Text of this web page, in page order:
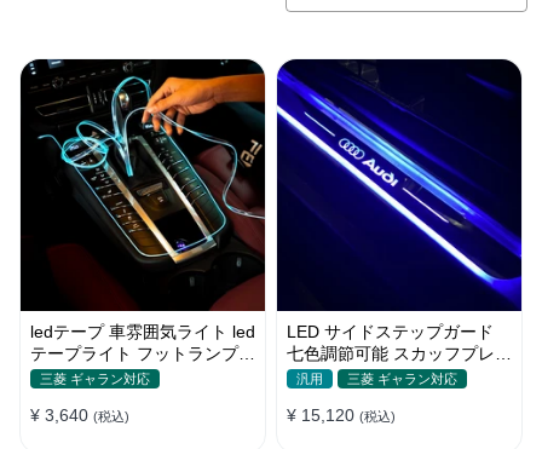
ledテープ 車雰囲気ライト led
テープライト フットランプ
車内装飾 USB 3メートル
三菱 ギャラン対応
¥ 3,640 (税込)
LED サイドステップガード
七色調節可能 スカッフプレー
ト 自動変色 配線不要 自動変
汎用 三菱 ギャラン対応
¥ 15,120 (税込)